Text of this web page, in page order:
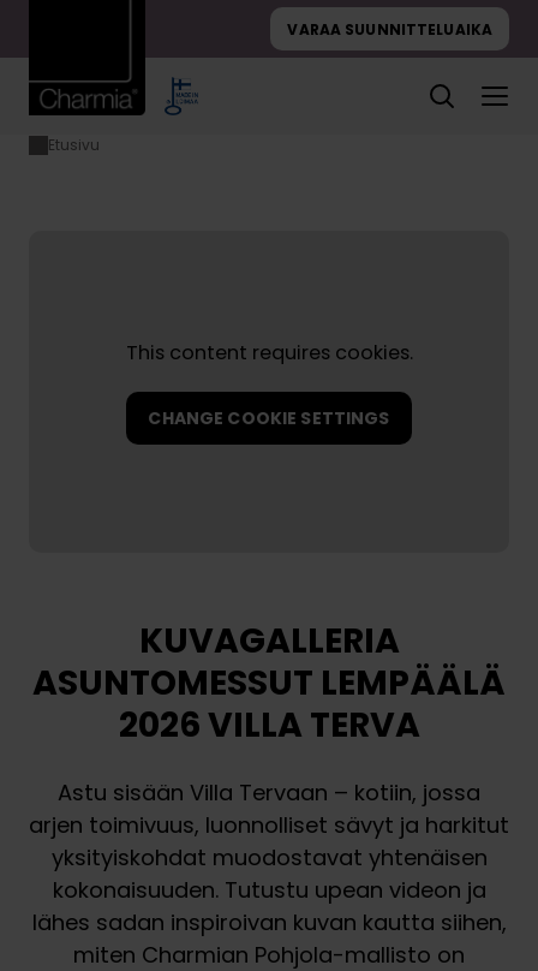
VARAA SUUNNITTELUAIKA
Etusivu
Villa Terva
This content requires cookies.
CHANGE COOKIE SETTINGS
KUVAGALLERIA
ASUNTOMESSUT LEMPÄÄLÄ
2026 VILLA TERVA
Astu sisään Villa Tervaan – kotiin, jossa
arjen toimivuus, luonnolliset sävyt ja harkitut
yksityiskohdat muodostavat yhtenäisen
kokonaisuuden. Tutustu upean videon ja
lähes sadan inspiroivan kuvan kautta siihen,
miten Charmian Pohjola-mallisto on